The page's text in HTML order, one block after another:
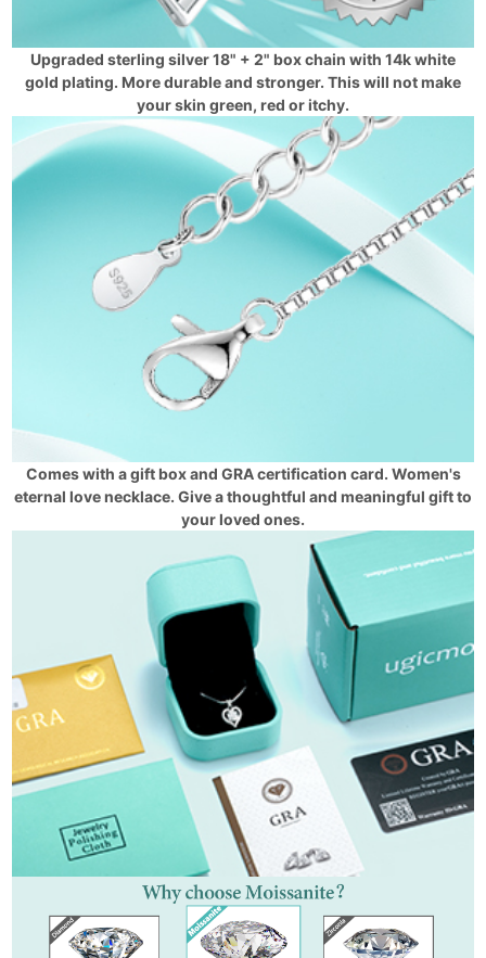
Upgraded sterling silver 18" + 2" box chain with 14k white
gold plating. More durable and stronger. This will not make
your skin green, red or itchy.
Comes with a gift box and GRA certification card. Women's
eternal love necklace. Give a thoughtful and meaningful gift to
your loved ones.